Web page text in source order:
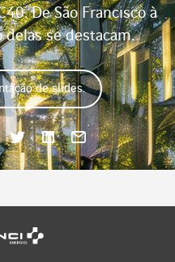
De São Francisco à
delas se destacam.
de slides.